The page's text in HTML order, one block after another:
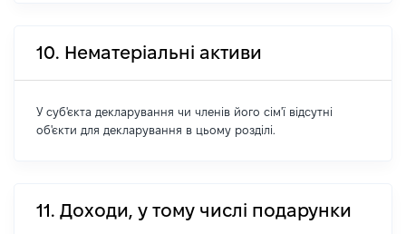
10. Нематеріальні активи
У суб'єкта декларування чи членів його сім'ї відсутні
об'єкти для декларування в цьому розділі.
11. Доходи, у тому числі подарунки